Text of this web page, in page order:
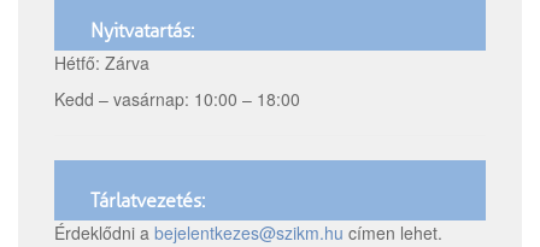
Nyitvatartás:
Hétfő: Zárva
Kedd – vasárnap: 10:00 – 18:00
Tárlatvezetés:
Érdeklődni a bejelentkezes@szikm.hu címen lehet.